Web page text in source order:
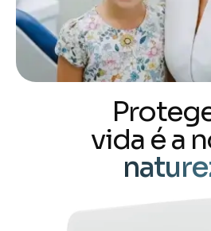
vida é a